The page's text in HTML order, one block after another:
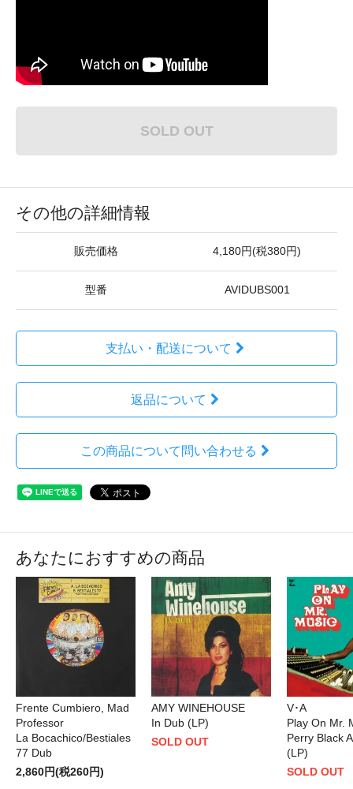
SOLD OUT
その他の詳細情報
販売価格 4,180円(税380円)
型番 AVIDUBS001
支払い・配送について
返品について
この商品について問い合わせる
あなたにおすすめの商品
Frente Cumbiero, Mad
Professor
La Bocachico/Bestiales
77 Dub
2,860円(税260円)
AMY WINEHOUSE
In Dub (LP)
SOLD OUT
V･A
Play On Mr.
Perry Black
(LP)
SOLD OUT